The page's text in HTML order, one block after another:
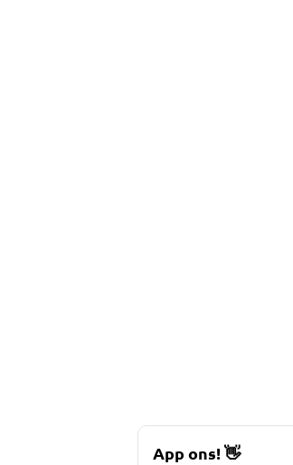
App ons!👋